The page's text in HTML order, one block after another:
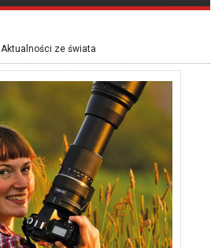
Aktualności ze świata